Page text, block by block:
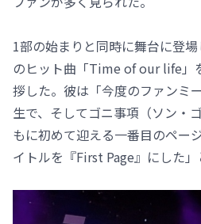
1部の始まりと同時に舞台に登
のヒット曲「Time of our life」
拶した。彼は「今度のファンミ
生で、そしてゴニ事項（ソン・
もに初めて迎える一番目のペー
イトルを『First Page』にした」